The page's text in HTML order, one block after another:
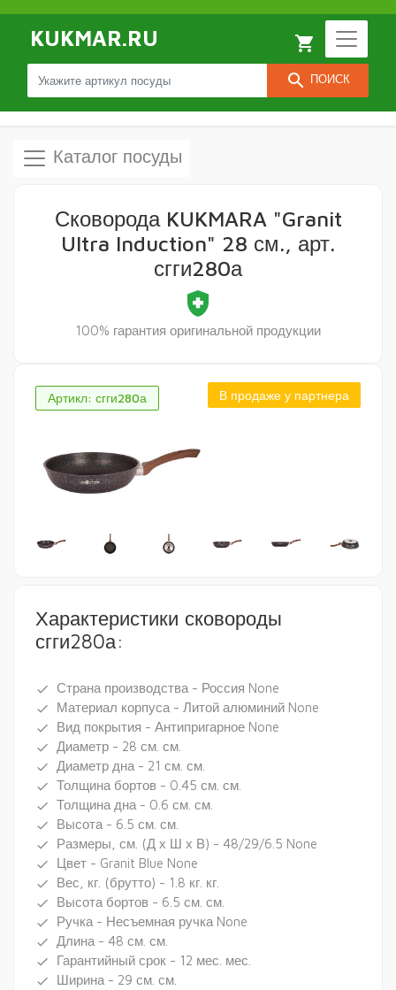
KUKMAR.RU
search ПОИСК
local_grocery_store
Каталог посуды
Артикл: сгги280а В продаже у партнера
Сковорода KUKMARA "Granit
Ultra Induction" 28 см., арт.
сгги280а
health_and_safety
100% гарантия оригинальной продукции
Характеристики сковороды
сгги280а:
done Страна производства - Россия None
done Материал корпуса - Литой алюминий None
done Вид покрытия - Антипригарное None
done Диаметр - 28 см. см.
done Диаметр дна - 21 см. см.
done Толщина бортов - 0.45 см. см.
done Толщина дна - 0.6 см. см.
done Высота - 6.5 см. см.
done Размеры, см. (Д х Ш х В) - 48/29/6.5 None
done Цвет - Granit Blue None
done Вес, кг. (брутто) - 1.8 кг. кг.
done Высота бортов - 6.5 см. см.
done Ручка - Несъемная ручка None
done Длина - 48 см. см.
done Гарантийный срок - 12 мес. мес.
done Ширина - 29 см. см.